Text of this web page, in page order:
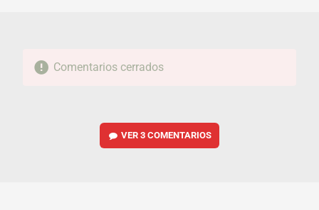
Comentarios cerrados
VER3 COMENTARIOS